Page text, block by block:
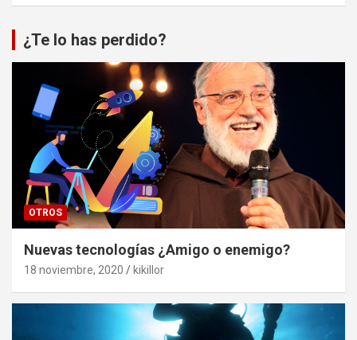
¿Te lo has perdido?
OTROS
Nuevas tecnologías ¿Amigo o enemigo?
18 noviembre, 2020 kikillor